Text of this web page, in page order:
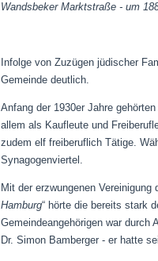
Wandsbeker Marktstraße - um
Infolge von Zuzügen jüdischer
Gemeinde deutlich.
Anfang der 1930er Jahre
allem als Kaufleute und
zudem elf freiberuflich Tätige.
Synagogenviertel.
Mit der erzwungenen
Hamburg“ hörte die bereits stark
Gemeindeangehörigen war durch
Dr. Simon Bamberger - er hatte